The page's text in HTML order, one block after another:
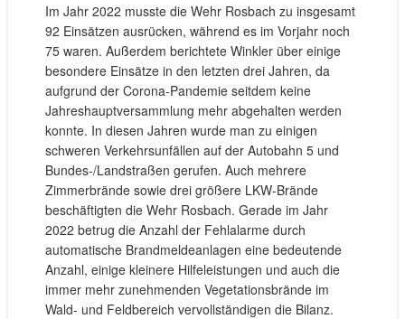
Im Jahr 2022 musste die Wehr Rosbach zu insgesamt
92 Einsätzen ausrücken, während es im Vorjahr noch
75 waren. Außerdem berichtete Winkler über einige
besondere Einsätze in den letzten drei Jahren, da
aufgrund der Corona-Pandemie seitdem keine
Jahreshauptversammlung mehr abgehalten werden
konnte. In diesen Jahren wurde man zu einigen
schweren Verkehrsunfällen auf der Autobahn 5 und
Bundes-/Landstraßen gerufen. Auch mehrere
Zimmerbrände sowie drei größere LKW-Brände
beschäftigten die Wehr Rosbach. Gerade im Jahr
2022 betrug die Anzahl der Fehlalarme durch
automatische Brandmeldeanlagen eine bedeutende
Anzahl, einige kleinere Hilfeleistungen und auch die
immer mehr zunehmenden Vegetationsbrände im
Wald- und Feldbereich vervollständigen die Bilanz.